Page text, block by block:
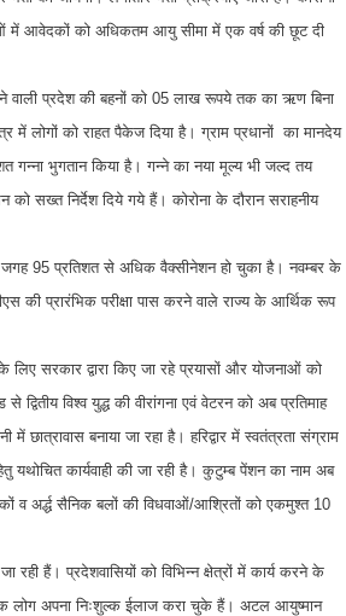
में आवेदकों को अधिकतम आयु सीमा में एक वर्ष की छूट दी
वाली प्रदेश की बहनों को 05 लाख रूपये तक का ऋण बिना
में लोगों को राहत पैकेज दिया है। ग्राम प्रधानों का मानदेय
गन्ना भुगतान किया है। गन्ने का नया मूल्य भी जल्द तय
सख्त निर्देश दिये गये हैं। कोरोना के दौरान सराहनीय
95 प्रतिशत से अधिक वैक्सीनेशन हो चुका है। नवम्बर के
की प्रारंभिक परीक्षा पास करने वाले राज्य के आर्थिक रूप
सरकार द्वारा किए जा रहे प्रयासों और योजनाओं को
विश्व युद्ध की वीरांगना एवं वेटरन को अब प्रतिमाह
छात्रावास बनाया जा रहा है। हरिद्वार में स्वतंत्रता संग्राम
यथोचित कार्यवाही की जा रही है। कुटुम्ब पेंशन का नाम अब
व अर्द्ध सैनिक बलों की विधवाओं/आश्रितों को एकमुश्त 10
हैं। प्रदेशवासियों को विभिन्न क्षेत्रों में कार्य करने के
लोग अपना निःशुल्क ईलाज करा चुके हैं। अटल आयुष्मान